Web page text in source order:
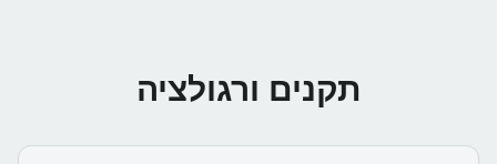
תקנים ורגולציה